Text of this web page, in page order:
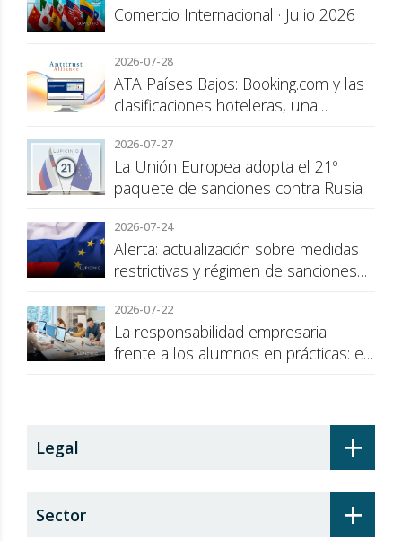
Comercio Internacional · Julio 2026
2026-07-28
ATA Países Bajos: Booking.com y las
clasificaciones hoteleras, una
consumidor
2026-07-27
La Unión Europea adopta el 21º
paquete de sanciones contra Rusia
2026-07-24
Alerta: actualización sobre medidas
restrictivas y régimen de sanciones
2026-07-22
La responsabilidad empresarial
frente a los alumnos en prácticas: el
+
Legal
+
Sector